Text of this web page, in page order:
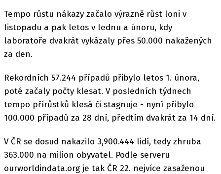
Tempo růstu nákazy začalo výrazně růst loni v
listopadu a pak letos v lednu a únoru, kdy
laboratoře dvakrát vykázaly přes 50.000 nakažených
za den.
Rekordních 57.244 případů přibylo letos 1. února,
poté začaly počty klesat. V posledních týdnech
tempo přírůstků klesá či stagnuje - nyní přibylo
100.000 případů za 28 dní, předtím dvakrát za 14 dní.
V ČR se dosud nakazilo 3,900.444 lidí, tedy zhruba
363.000 na milion obyvatel. Podle serveru
ourworldindata.org je tak ČR 22. nejvíce zasaženou